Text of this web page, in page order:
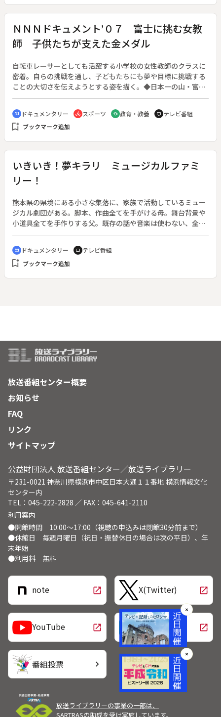
熱を傾けた地元郡山の商人や工事に貢献した技師など、沼上発
電所建設に関わった人々を紹介しながら当時を振り返る。
ＮＮＮドキュメント’０７ 富士に挑む女教
師 子供たちが支えた金メダル
自転車レーサーとしても活躍する小学校の女性教師のクラスに
密着。自らの挑戦を通し、子どもたちにも夢や目標に挑戦する
ことの大切さを伝えようとする姿を描く。◆日本一の山・富士
山を自転車で駆け上がる「Ｍｔ．富士ヒルクライム」で前人未
到の３連覇を目指している矢沢先生。スランプに陥って落ち込
む先生を、クラスの児童が励ます。いよいよレース当日、子ど
もたちの大声援の中、果たして先生の３連覇はなるのか。
cinematic_blur ドキュメンタリー directions_bike スポーツ school 教育・教養 tv テレビ番組
bookmark_add ブックマーク追加
いきいき！夢キラリ ミュージカルファミ
リー！
熊本県の県境にある小さな集落に、家族で活動しているミュー
ジカル劇団がある。脚本、作曲全てを手がける母。舞台背景や
小道具全てを手作りする父。既存の話や音楽は使わない、全く
の手作り。そして出演するのは、２人の子供たちを含めた家族
全員だ。◆３年前にこの家族が越してきてから、地域の人たち
も音楽の楽しさを知るようになってきた。子供たちは小学校で
ミュージカルを作るようになり、ついには保護者までも…。◆
cinematic_blur ドキュメンタリー tv テレビ番組
bookmark_add ブックマーク追加
放送番組センター概要
お知らせ
FAQ
リンク
サイトマップ
公益財団法人 放送番組センター／放送ライブラリー
〒231-0021 神奈川県横浜市中区日本大通１１番地 横浜情報文化
センター内
TEL：045-222-2828 ／ FAX：045-641-2110
利用案内
●開館時間 10:00～17:00（視聴の申込みは閉館30分前まで）
●休館日 毎週月曜日（祝日・振替休日の場合は次の平日）、年
末年始
●利用料 無料
note open_in_new X(Twitter) open_in_new
YouTube open_in_new LINE open_in_new
番組投票 chevron_right
放送ライブラリーの事業の一部は、
SARTRASの助成を受け実施しています。
✕
✕